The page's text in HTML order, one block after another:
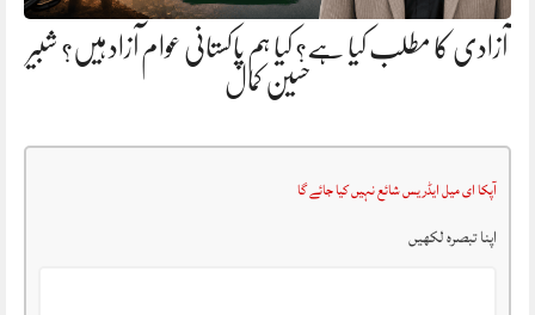
آزادی کا مطلب کیا ہے؟ کیا ہم پاکستانی عوام آزاد ہیں؟ شبیر
حسین کمال
آپکا ای میل ایڈریس شائع نہیں کیا جائے گا
اپنا تبصرہ لکھیں